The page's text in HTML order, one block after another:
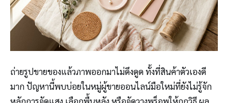
ถ่ายรูปขายของแล้วภาพออกมาไม่ดึงดูด ทั้งที่สินค้าตัวเองดี
มาก ปัญหานี้พบบ่อยในหมู่ผู้ขายออนไลน์มือใหม่ที่ยังไม่รู้จัก